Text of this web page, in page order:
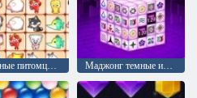
Сказочные питомцы связь Маджонг темные измерения